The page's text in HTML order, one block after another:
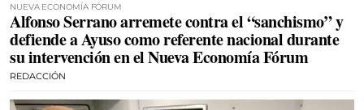
NUEVA ECONOMÍA FÓRUM
Alfonso Serrano arremete contra el “sanchismo” y
defiende a Ayuso como referente nacional durante
su intervención en el Nueva Economía Fórum
REDACCIÓN